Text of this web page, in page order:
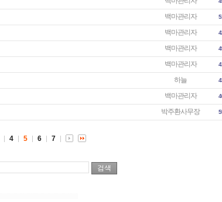
백마관리자
백마관리자
백마관리자
백마관리자
하늘
백마관리자
박주환사무장
4 5 6 7